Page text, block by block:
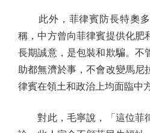
此外，菲律賓防長特奧多
稱，中方曾向菲律賓提供化肥
長期誠意，是包裝和欺騙。不
助都無濟於事，不會改變馬尼
律賓在領土和政治上均面臨中
對此，毛寧說，「這位菲